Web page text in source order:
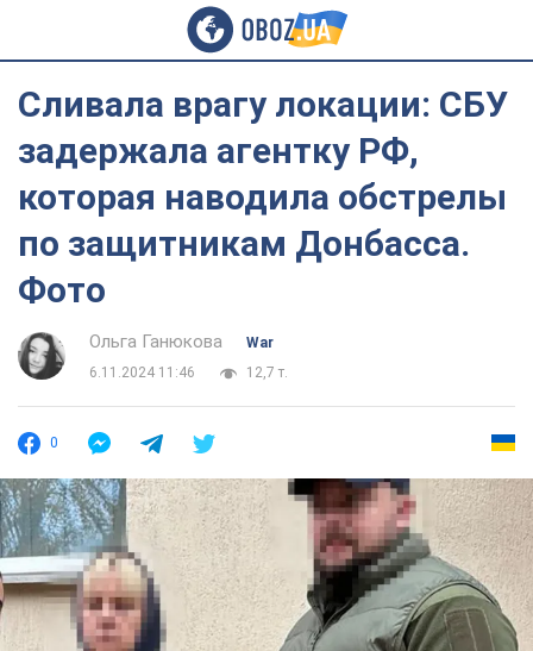
Сливала врагу локации: СБУ
задержала агентку РФ,
которая наводила обстрелы
по защитникам Донбасса.
Фото
Ольга Ганюкова
War
6.11.2024 11:46
12,7 т.
0